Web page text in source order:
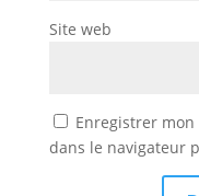
Site web
Enregistrer
dans le navigateur